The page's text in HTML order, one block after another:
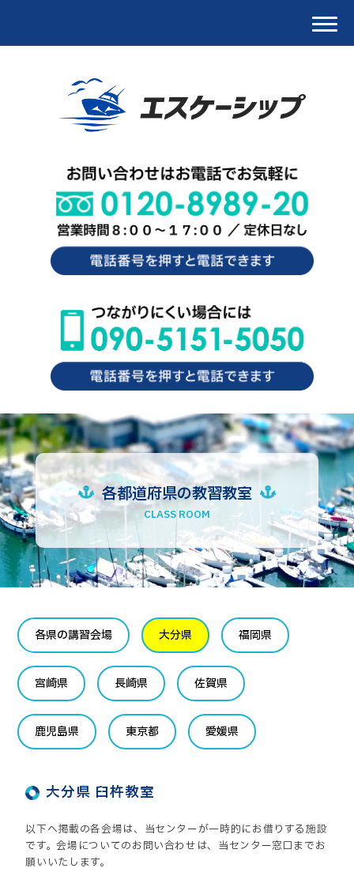
各都道府県の教習教室
CLASS ROOM
各県の講習会場 大分県 福岡県
宮崎県 長崎県 佐賀県
鹿児島県 東京都 愛媛県
大分県 臼杵教室
以下へ掲載の各会場は、当センターが一時的にお借りする施設
です。会場についてのお問い合わせは、当センター窓口までお
願いいたします。